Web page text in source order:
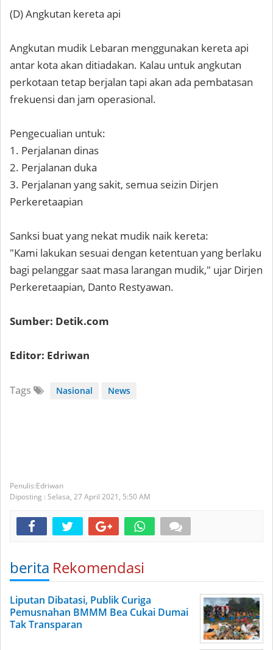
(D) Angkutan kereta api
Angkutan mudik Lebaran menggunakan kereta api
antar kota akan ditiadakan. Kalau untuk angkutan
perkotaan tetap berjalan tapi akan ada pembatasan
frekuensi dan jam operasional.
Pengecualian untuk:
1. Perjalanan dinas
2. Perjalanan duka
3. Perjalanan yang sakit, semua seizin Dirjen
Perkeretaapian
Sanksi buat yang nekat mudik naik kereta:
"Kami lakukan sesuai dengan ketentuan yang berlaku
bagi pelanggar saat masa larangan mudik," ujar Dirjen
Perkeretaapian, Danto Restyawan.
Sumber: Detik.com
Editor: Edriwan
Tags Nasional News
Edriwan
Diposting : Selasa, 27 April 2021, 5:50 AM
berita Rekomendasi
Liputan Dibatasi, Publik Curiga
Pemusnahan BMMM Bea Cukai Dumai
Tak Transparan